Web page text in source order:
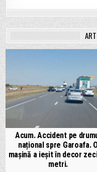
Acum. Accident pe
național spre Garoafa.
mașină a ieșit în decor
metri.